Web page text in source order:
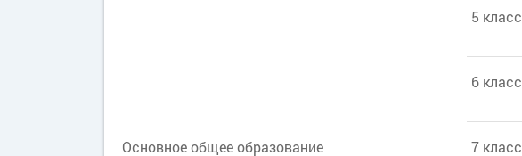
Основное общее образование
5 класс
6 класс
7 класс